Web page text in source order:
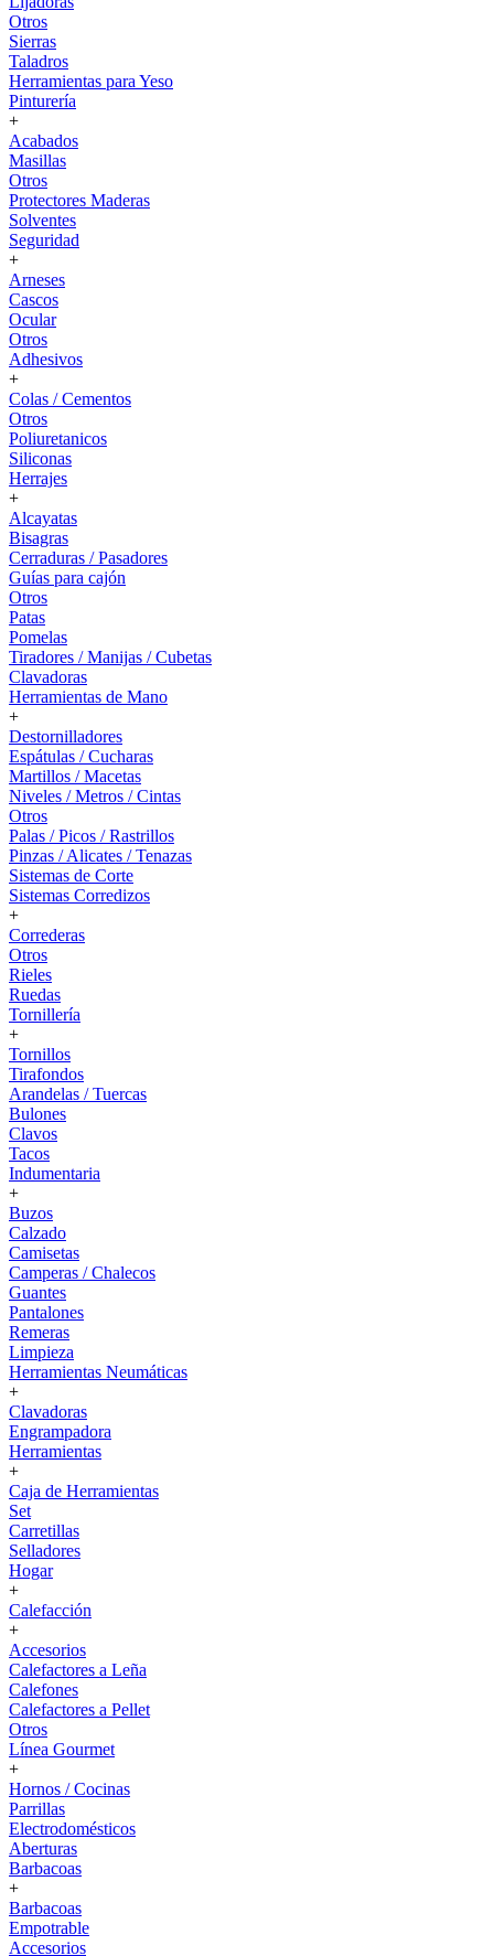
Otros
Sierras
Taladros
Herramientas para Yeso
Pinturería
+
Acabados
Masillas
Otros
Protectores Maderas
Solventes
Seguridad
+
Arneses
Cascos
Ocular
Otros
Adhesivos
+
Colas / Cementos
Otros
Poliuretanicos
Siliconas
Herrajes
+
Alcayatas
Bisagras
Cerraduras / Pasadores
Guías para cajón
Otros
Patas
Pomelas
Tiradores / Manijas / Cubetas
Clavadoras
Herramientas de Mano
+
Destornilladores
Espátulas / Cucharas
Martillos / Macetas
Niveles / Metros / Cintas
Otros
Palas / Picos / Rastrillos
Pinzas / Alicates / Tenazas
Sistemas de Corte
Sistemas Corredizos
+
Correderas
Otros
Rieles
Ruedas
Tornillería
+
Tornillos
Tirafondos
Arandelas / Tuercas
Bulones
Clavos
Tacos
Indumentaria
+
Buzos
Calzado
Camisetas
Camperas / Chalecos
Guantes
Pantalones
Remeras
Limpieza
Herramientas Neumáticas
+
Clavadoras
Engrampadora
Herramientas
+
Caja de Herramientas
Set
Carretillas
Selladores
Hogar
+
Calefacción
+
Accesorios
Calefactores a Leña
Calefones
Calefactores a Pellet
Otros
Línea Gourmet
+
Hornos / Cocinas
Parrillas
Electrodomésticos
Aberturas
Barbacoas
+
Barbacoas
Empotrable
Accesorios